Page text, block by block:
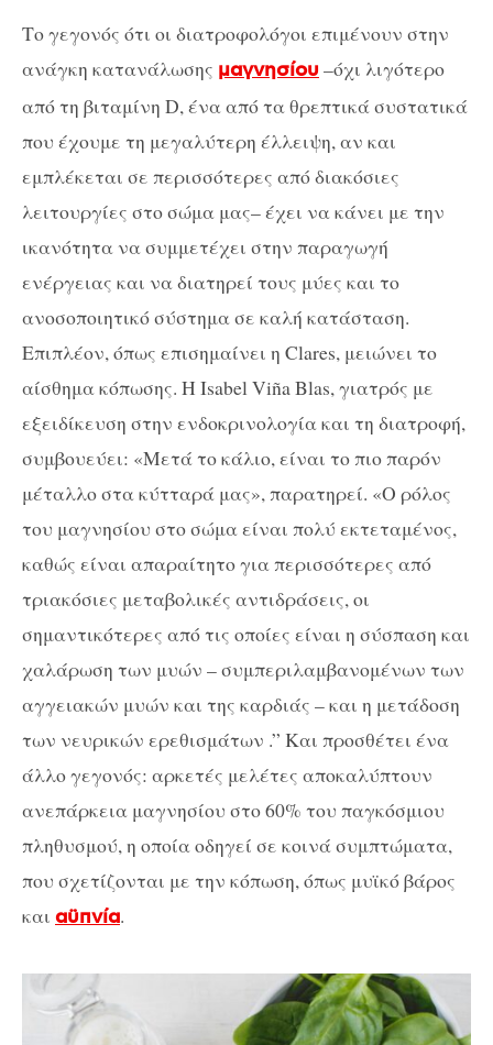
Το γεγονός ότι οι διατροφολόγοι επιμένουν στην
ανάγκη κατανάλωσης μαγνησίου –όχι λιγότερο
από τη βιταμίνη D, ένα από τα θρεπτικά συστατικά
που έχουμε τη μεγαλύτερη έλλειψη, αν και
εμπλέκεται σε περισσότερες από διακόσιες
λειτουργίες στο σώμα μας– έχει να κάνει με την
ικανότητα να συμμετέχει στην παραγωγή
ενέργειας και να διατηρεί τους μύες και το
ανοσοποιητικό σύστημα σε καλή κατάσταση.
Επιπλέον, όπως επισημαίνει η Clares, μειώνει το
αίσθημα κόπωσης. Η Isabel Viña Blas, γιατρός με
εξειδίκευση στην ενδοκρινολογία και τη διατροφή,
συμβουεύει: «Μετά το κάλιο, είναι το πιο παρόν
μέταλλο στα κύτταρά μας», παρατηρεί. «Ο ρόλος
του μαγνησίου στο σώμα είναι πολύ εκτεταμένος,
καθώς είναι απαραίτητο για περισσότερες από
τριακόσιες μεταβολικές αντιδράσεις, οι
σημαντικότερες από τις οποίες είναι η σύσπαση και
χαλάρωση των μυών – συμπεριλαμβανομένων των
αγγειακών μυών και της καρδιάς – και η μετάδοση
των νευρικών ερεθισμάτων .” Και προσθέτει ένα
άλλο γεγονός: αρκετές μελέτες αποκαλύπτουν
ανεπάρκεια μαγνησίου στο 60% του παγκόσμιου
πληθυσμού, η οποία οδηγεί σε κοινά συμπτώματα,
που σχετίζονται με την κόπωση, όπως μυϊκό βάρος
και αϋπνία.